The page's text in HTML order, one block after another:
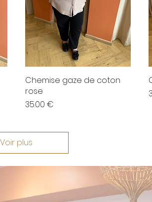
Chemise gaze de coton
rose
Prix
35.00 €
Voir plus